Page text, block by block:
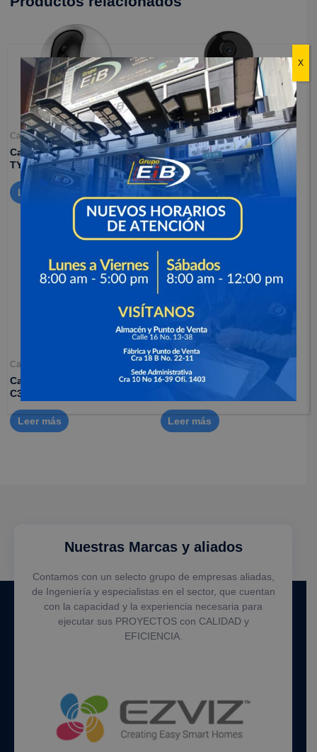
Camaras de seguridad
Camaras para interiores –
TY1 2MP
Leer más
Camaras de seguridad
Camara para interiores –
C1C-B
$154,500
Añadir al carrito
Camaras de seguridad
Camara para interiores –
C3W pro
Leer más
Alarmas y sensor
Alarmas EZVIZ – Kit de
Leer más
Nuestras Marcas y aliados
Contamos con un selecto grupo de empresas aliadas,
de Ingeniería y especialistas en el sector, que cuentan
con la capacidad y la experiencia necesaria para
ejecutar sus PROYECTOS con CALIDAD y
EFICIENCIA.
X